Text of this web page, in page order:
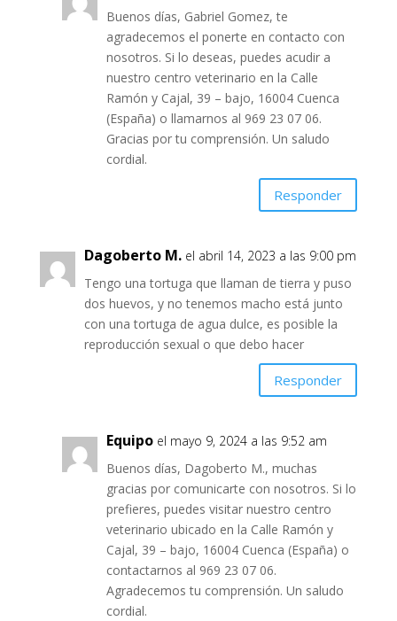
Buenos días, Gabriel Gomez, te
agradecemos el ponerte en contacto con
nosotros. Si lo deseas, puedes acudir a
nuestro centro veterinario en la Calle
Ramón y Cajal, 39 – bajo, 16004 Cuenca
(España) o llamarnos al 969 23 07 06.
Gracias por tu comprensión. Un saludo
cordial.
Responder
Dagoberto M. el abril 14, 2023 a las 9:00 pm
Tengo una tortuga que llaman de tierra y puso
dos huevos, y no tenemos macho está junto
con una tortuga de agua dulce, es posible la
reproducción sexual o que debo hacer
Responder
Equipo el mayo 9, 2024 a las 9:52 am
Buenos días, Dagoberto M., muchas
gracias por comunicarte con nosotros. Si lo
prefieres, puedes visitar nuestro centro
veterinario ubicado en la Calle Ramón y
Cajal, 39 – bajo, 16004 Cuenca (España) o
contactarnos al 969 23 07 06.
Agradecemos tu comprensión. Un saludo
cordial.